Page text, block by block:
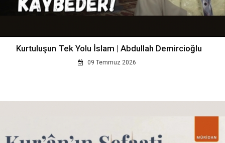
Kurtuluşun Tek Yolu İslam | Abdullah Demircioğlu
09 Temmuz 2026